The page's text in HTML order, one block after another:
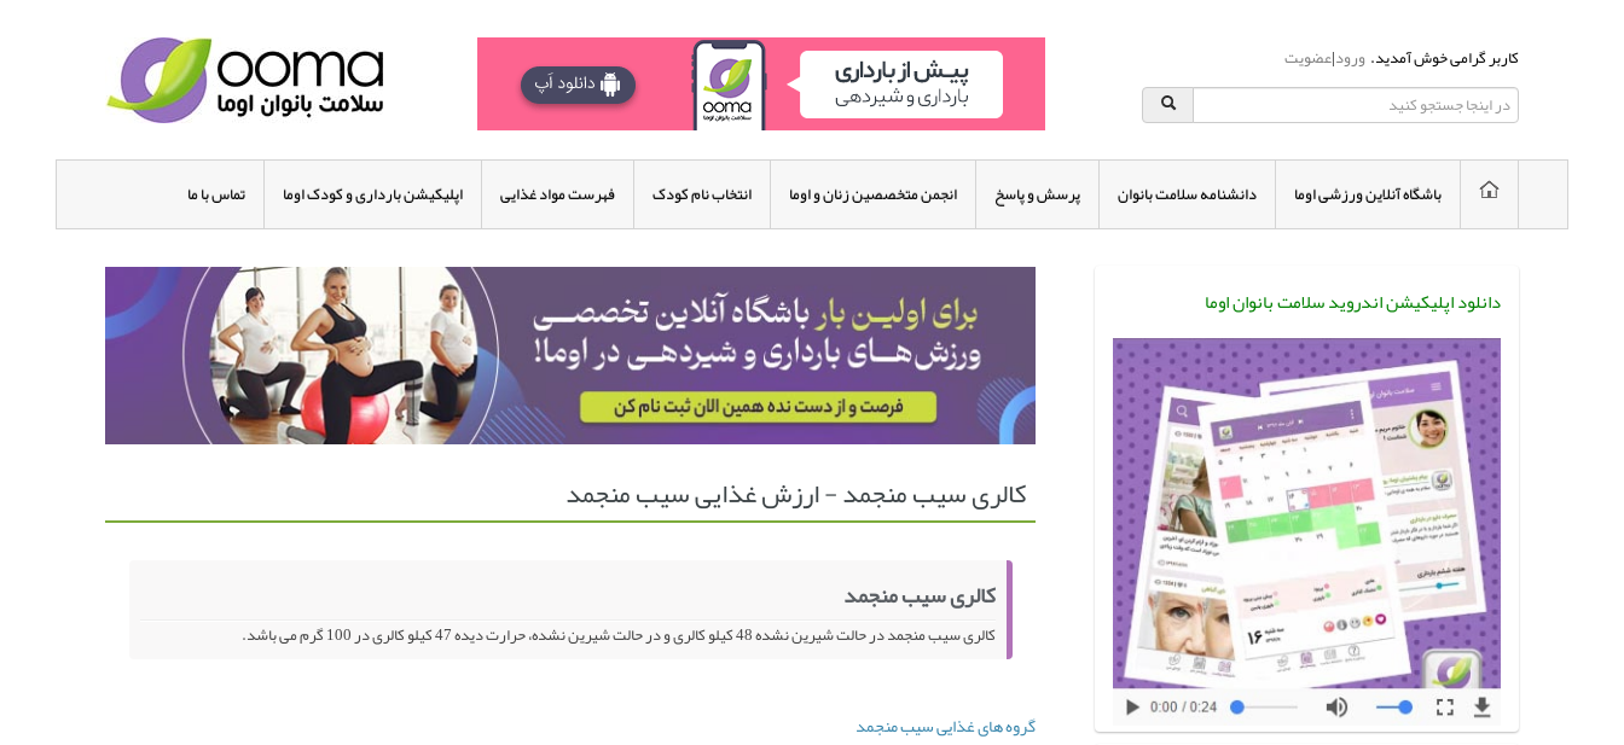
کاربر گرامی خوش آمدید.ورود|عضویت
باشگاه آنلاین ورزشی اوما دانشنامه سلامت بانوان پرسش و پاسخ انجمن متخصصین زنان و اوما انتخاب نام کودک فهرست مواد غذایی اپلیکیشن بارداری و کودک اوما تماس با ما
کالری سیب منجمد - ارزش غذایی سیب منجمد
کالری سیب منجمد
کالری سیب منجمد در حالت شیرین نشده 48 کیلو کالری و در حالت شیرین نشده، حرارت دیده 47 کیلو کالری در 100 گرم می باشد.
گروه های غذایی سیب منجمد
دانلود اپلیکیشن اندروید سلامت بانوان اوما